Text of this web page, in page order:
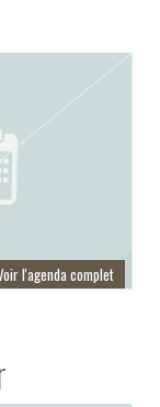
l'agenda complet